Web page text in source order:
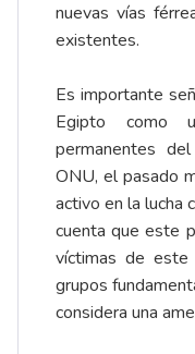
nuevas vías
existentes.
Es importante
Egipto como
permanentes
ONU, el pasado
activo en la lucha
cuenta que este
víctimas de
grupos
considera una